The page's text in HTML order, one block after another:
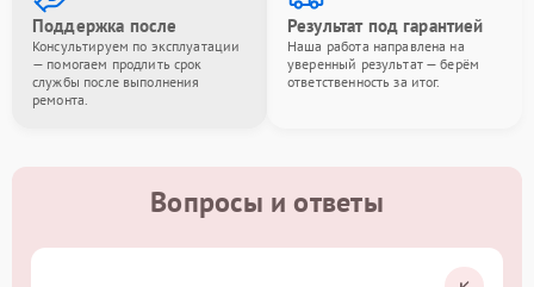
Поддержка после
Консультируем по эксплуатации
— помогаем продлить срок
службы после выполнения
ремонта.
Результат под гарантией
Наша работа направлена на
уверенный результат — берём
ответственность за итог.
Вопросы и ответы